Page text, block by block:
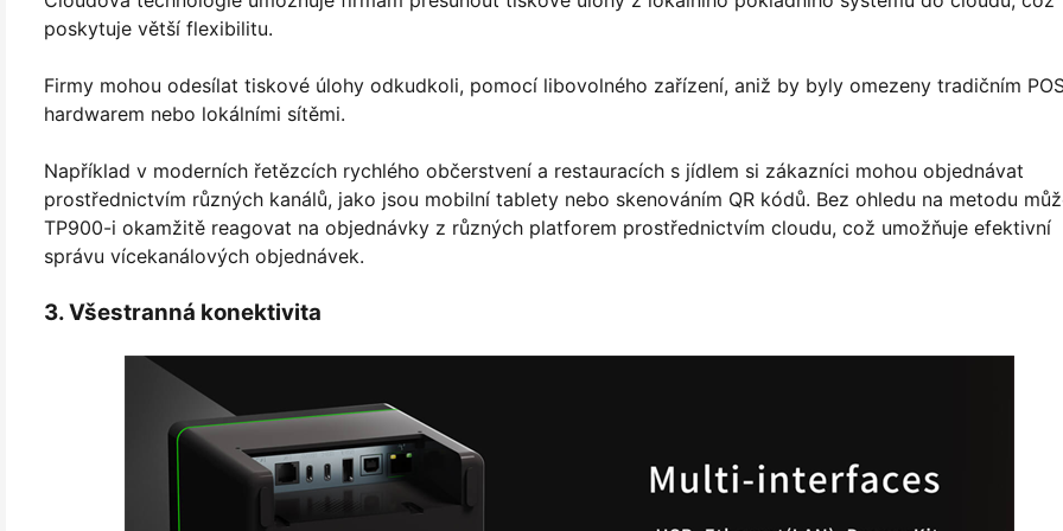
poskytuje větší flexibilitu.
Firmy mohou odesílat tiskové úlohy odkudkoli, pomocí libovolného zařízení, aniž by byly omezeny tradičním
hardwarem nebo lokálními sítěmi.
Například v moderních řetězcích rychlého občerstvení a restauracích s jídlem si zákazníci mohou objednávat
prostřednictvím různých kanálů, jako jsou mobilní tablety nebo skenováním QR kódů. Bez ohledu na metodu
TP900-i okamžitě reagovat na objednávky z různých platforem prostřednictvím cloudu, což umožňuje efektivní
správu vícekanálových objednávek.
3. Všestranná konektivita